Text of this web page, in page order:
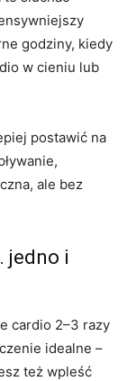
godziny, kiedy
w cieniu lub
postawić na
ale bez
jedno i
cardio 2–3 razy
idealne –
też wpleść